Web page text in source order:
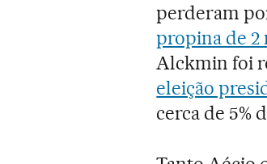
perderam
propina de 2
Alckmin foi
eleição
cerca de 5%